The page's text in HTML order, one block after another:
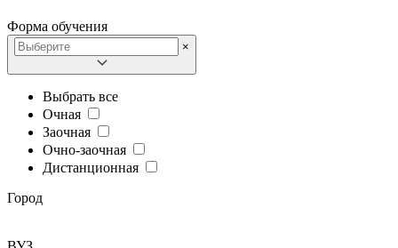
Форма обучения
×
Выбрать все
Очная
Заочная
Очно-заочная
Дистанционная
Город